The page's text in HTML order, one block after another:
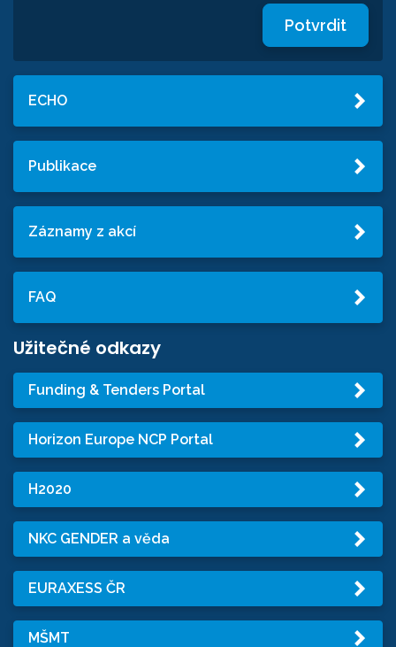
Potvrdit
ECHO
Publikace
Záznamy z akcí
FAQ
Užitečné odkazy
Funding & Tenders Portal
Horizon Europe NCP Portal
H2020
NKC GENDER a věda
EURAXESS ČR
MŠMT